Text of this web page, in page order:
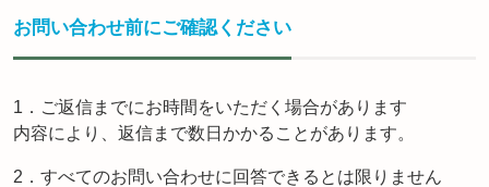
お問い合わせ前にご確認ください
1．ご返信までにお時間をいただく場合があります
内容により、返信まで数日かかることがあります。
2．すべてのお問い合わせに回答できるとは限りません